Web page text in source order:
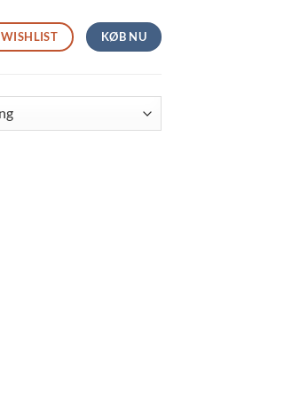
WISHLIST KØB NU